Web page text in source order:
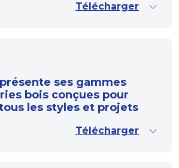
Télécharger
ses gammes
bois conçues pour
les styles et projets
Télécharger